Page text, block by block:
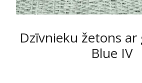
Dzīvnieku žetons
Blue IV